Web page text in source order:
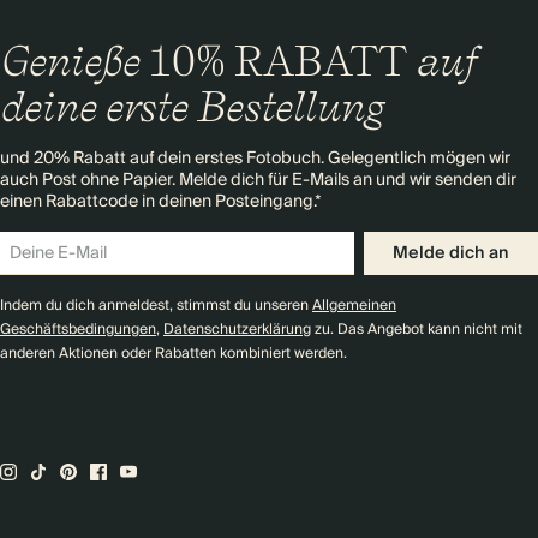
Genieße 10% RABATT auf
deine erste Bestellung
und 20% Rabatt auf dein erstes Fotobuch. Gelegentlich mögen wir
auch Post ohne Papier. Melde dich für E-Mails an und wir senden dir
einen Rabattcode in deinen Posteingang.*
Melde dich an
Indem du dich anmeldest, stimmst du unserenAllgemeinen
Geschäftsbedingungen,Datenschutzerklärungzu. Das Angebot kann nicht mit
anderen Aktionen oder Rabatten kombiniert werden.